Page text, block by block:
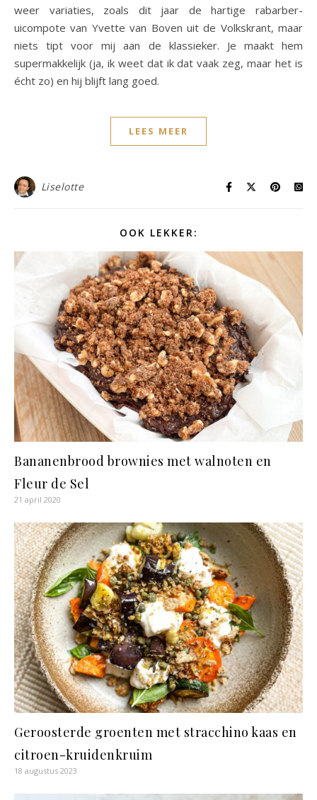
weer variaties, zoals dit jaar de hartige rabarber-
uicompote van Yvette van Boven uit de Volkskrant, maar
niets tipt voor mij aan de klassieker. Je maakt hem
supermakkelijk (ja, ik weet dat ik dat vaak zeg, maar het is
écht zo) en hij blijft lang goed.
LEES MEER
Liselotte
OOK LEKKER:
Bananenbrood brownies met walnoten en
Fleur de Sel
21 april 2020
Geroosterde groenten met stracchino kaas en
citroen-kruidenkruim
18 augustus 2023